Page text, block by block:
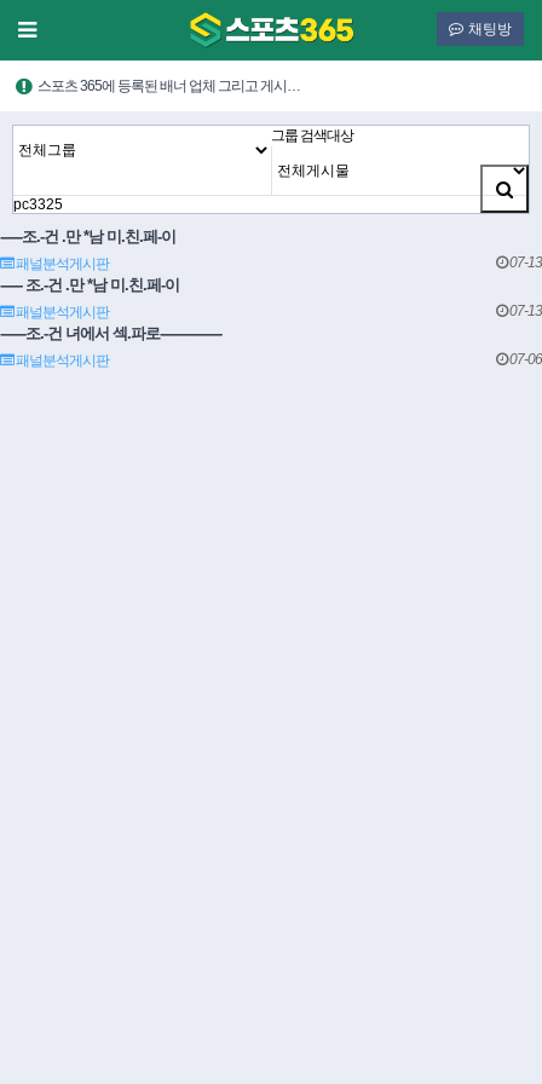
채팅방
스포츠 365에 등록된 배너 업체 그리고 게시…
그룹 검색대상
------조.-건 .만 *남 미.친.페-이
패널분석게시판 07-13
------ 조.-건 .만 *남 미.친.페-이
패널분석게시판 07-13
-------조.-건 녀에서 섹.파로-----------------
패널분석게시판 07-06